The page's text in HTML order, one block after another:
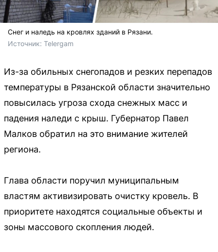
Снег и наледь на кровлях зданий в Рязани.
Источник: Telergam
Из-за обильных снегопадов и резких перепадов
температуры в Рязанской области значительно
повысилась угроза схода снежных масс и
падения наледи с крыш. Губернатор Павел
Малков обратил на это внимание жителей
региона.
Глава области поручил муниципальным
властям активизировать очистку кровель. В
приоритете находятся социальные объекты и
зоны массового скопления людей.